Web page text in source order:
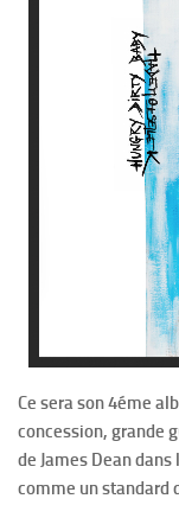
Ce sera son 4éme
concession, grande
de James Dean
comme un standard